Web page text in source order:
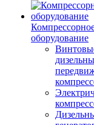
оборудование